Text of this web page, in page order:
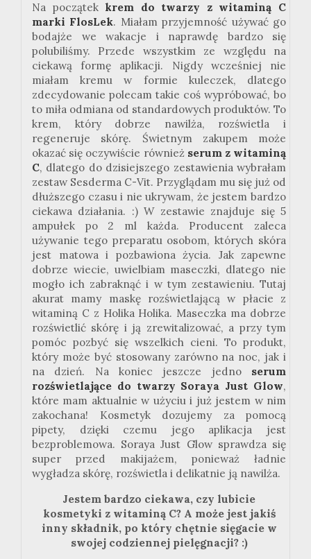
Na początek krem do twarzy z witaminą C
marki FlosLek. Miałam przyjemność używać go
bodajże we wakacje i naprawdę bardzo się
polubiliśmy. Przede wszystkim ze względu na
ciekawą formę aplikacji. Nigdy wcześniej nie
miałam kremu w formie kuleczek, dlatego
zdecydowanie polecam takie coś wypróbować, bo
to miła odmiana od standardowych produktów. To
krem, który dobrze nawilża, rozświetla i
regeneruje skórę. Świetnym zakupem może
okazać się oczywiście również serum z witaminą
C, dlatego do dzisiejszego zestawienia wybrałam
zestaw Sesderma C-Vit. Przyglądam mu się już od
dłuższego czasu i nie ukrywam, że jestem bardzo
ciekawa działania. :) W zestawie znajduje się 5
ampułek po 2 ml każda. Producent zaleca
używanie tego preparatu osobom, których skóra
jest matowa i pozbawiona życia. Jak zapewne
dobrze wiecie, uwielbiam maseczki, dlatego nie
mogło ich zabraknąć i w tym zestawieniu. Tutaj
akurat mamy maskę rozświetlającą w płacie z
witaminą C z Holika Holika. Maseczka ma dobrze
rozświetlić skórę i ją zrewitalizować, a przy tym
pomóc pozbyć się wszelkich cieni. To produkt,
który może być stosowany zarówno na noc, jak i
na dzień. Na koniec jeszcze jedno serum
rozświetlające do twarzy Soraya Just Glow,
które mam aktualnie w użyciu i już jestem w nim
zakochana! Kosmetyk dozujemy za pomocą
pipety, dzięki czemu jego aplikacja jest
bezproblemowa. Soraya Just Glow sprawdza się
super przed makijażem, ponieważ ładnie
wygładza skórę, rozświetla i delikatnie ją nawilża.
Jestem bardzo ciekawa, czy lubicie
kosmetyki z witaminą C? A może jest jakiś
inny składnik, po który chętnie sięgacie w
swojej codziennej pielęgnacji? :)